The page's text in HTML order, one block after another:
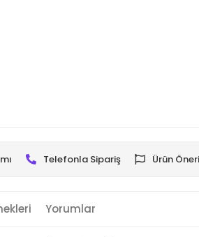
Telefonla Sipariş Ürün
Yorumlar